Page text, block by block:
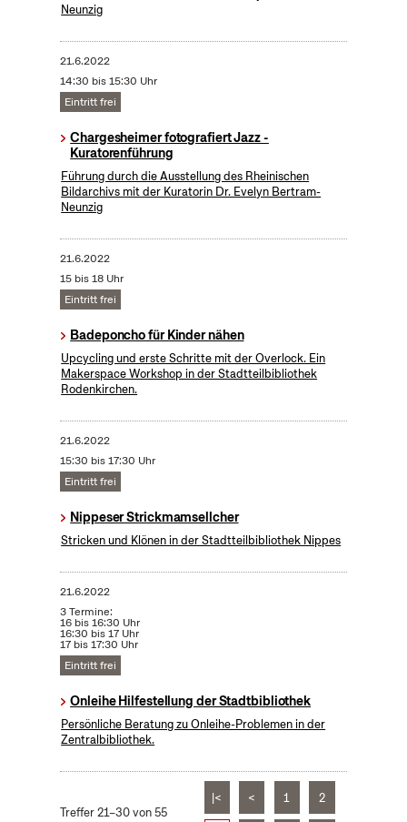
Neunzig
21.6.2022
14:30 bis 15:30 Uhr
Eintritt frei
Chargesheimer fotografiert Jazz -
Kuratorenführung
Führung durch die Ausstellung des Rheinischen
Bildarchivs mit der Kuratorin Dr. Evelyn Bertram-
Neunzig
21.6.2022
15 bis 18 Uhr
Eintritt frei
Badeponcho für Kinder nähen
Upcycling und erste Schritte mit der Overlock. Ein
Makerspace Workshop in der Stadtteilbibliothek
Rodenkirchen.
21.6.2022
15:30 bis 17:30 Uhr
Eintritt frei
Nippeser Strickmamsellcher
Stricken und Klönen in der Stadtteilbibliothek Nippes
21.6.2022
3 Termine:
16 bis 16:30 Uhr
16:30 bis 17 Uhr
17 bis 17:30 Uhr
Eintritt frei
Onleihe Hilfestellung der Stadtbibliothek
Persönliche Beratung zu Onleihe-Problemen in der
Zentralbibliothek.
Treffer 21–30 von 55
|< < 1 2